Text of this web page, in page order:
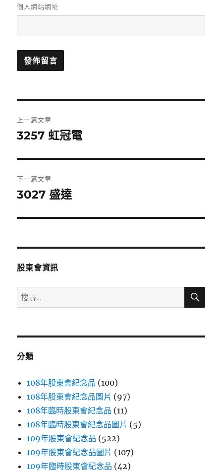
個人網站網址
章
覽
上一篇文章
上
篇
文
章:
3257 虹冠電
下一篇文章
下
篇
章:
3027 盛達
股東會資訊
搜
尋
鍵
搜
分類
108年股東會紀念品 (100)
108年股東會紀念品圖片 (97)
108年臨時股東會紀念品 (11)
108年臨時股東會紀念品圖片 (5)
109年股東會紀念品 (522)
109年股東會紀念品圖片 (107)
109年臨時股東會紀念品 (42)